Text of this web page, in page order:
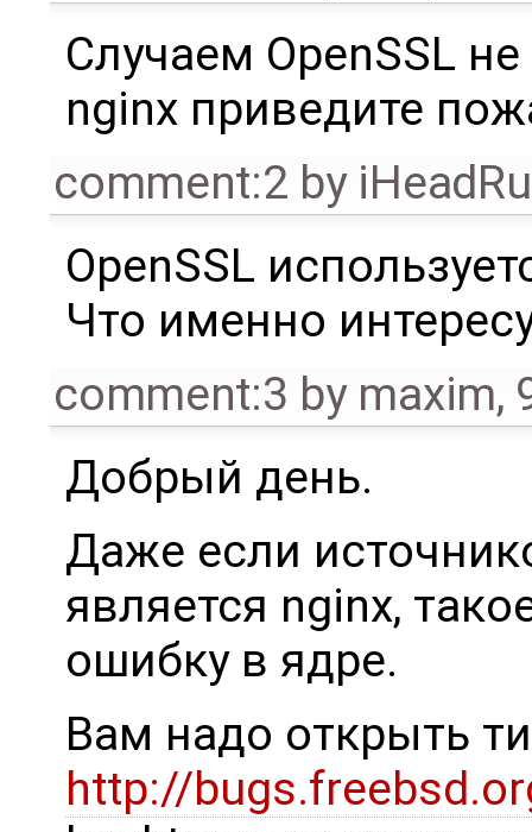
Случаем OpenSSL
nginx приведите
comment:2 by
OpenSSL
Что именно
comment:3 by maxim,
Добрый день.
Даже если
является nginx,
ошибку в ядре.
Вам надо открыть
http://